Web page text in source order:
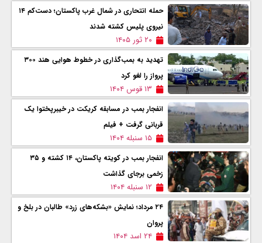
حمله انتحاری در شمال غرب پاکستان؛ دست‌کم ۱۴
نیروی پلیس کشته شدند
۲۰ ثور ۱۴۰۵
تهدید به بمب‌گذاری در خطوط هوایی هند ۳۰۰
پرواز را لغو کرد
۱۳ قوس ۱۴۰۴
انفجار بمب در مسابقه کریکت در خیبرپختوا یک
قربانی گرفت + فیلم
۱۵ سنبله ۱۴۰۴
انفجار بمب در کویته پاکستان، ۱۴ کشته و ۳۵
زخمی برجای گذاشت
۱۲ سنبله ۱۴۰۴
۲۴ مرداد؛ نمایش «بشکه‌های زرد» طالبان در بلخ و
پروان
۲۴ اسد ۱۴۰۴